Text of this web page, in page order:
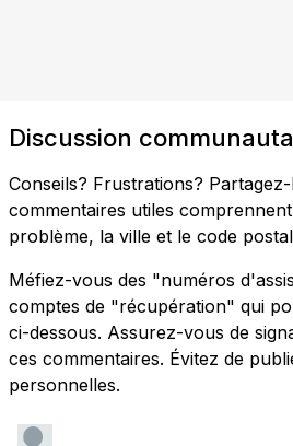
Discussion
Conseils? Frustrations? Partagez-
commentaires utiles
problème, la ville et le code
Méfiez-vous des "numéros
comptes de "récupération" qui
ci-dessous. Assurez-vous de
ces commentaires. Évitez de
personnelles.